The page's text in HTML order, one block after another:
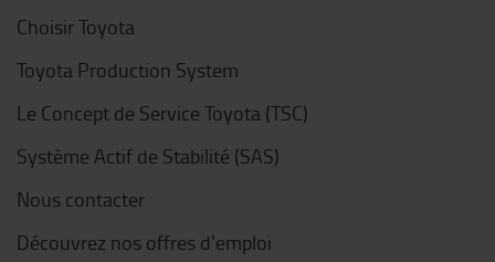
Choisir Toyota
Toyota Production System
Le Concept de Service Toyota (TSC)
Système Actif de Stabilité (SAS)
Nous contacter
Découvrez nos offres d'emploi